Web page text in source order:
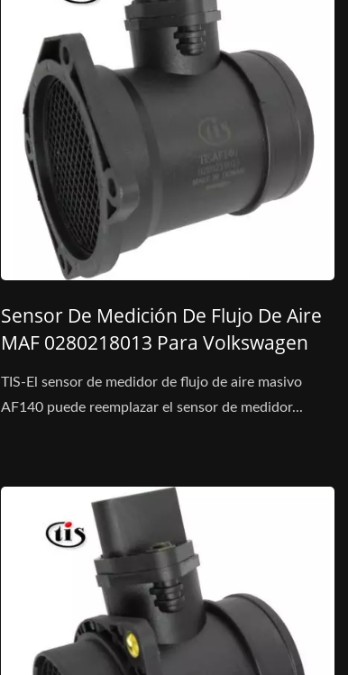
Sensor De Medición De Flujo De Aire
MAF 0280218013 Para Volkswagen
TIS-El sensor de medidor de flujo de aire masivo
AF140 puede reemplazar el sensor de medidor...